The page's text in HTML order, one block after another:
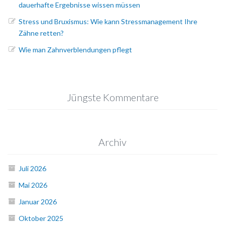
dauerhafte Ergebnisse wissen müssen
Stress und Bruxismus: Wie kann Stressmanagement Ihre
Zähne retten?
Wie man Zahnverblendungen pflegt
Jüngste Kommentare
Archiv
Juli 2026
Mai 2026
Januar 2026
Oktober 2025